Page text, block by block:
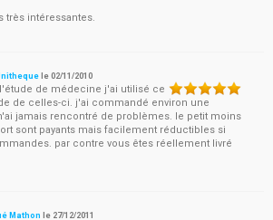
très intéressantes.
le02/11/2010
de médecine j'ai utilisé ce
de celles-ci. j'ai commandé environ une
jamais rencontré de problèmes. le petit moins
sont payants mais facilement réductibles si
par contre vous êtes réellement livré
Mathon le 27/12/2011